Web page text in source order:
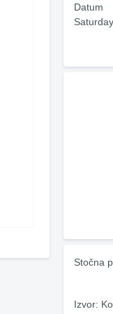
Datum
Stočna
Izvor: